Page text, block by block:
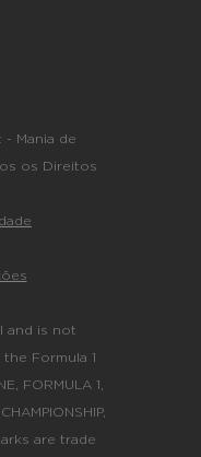
- Mania de
os Direitos
and is not
Formula 1
FORMULA 1,
are trade